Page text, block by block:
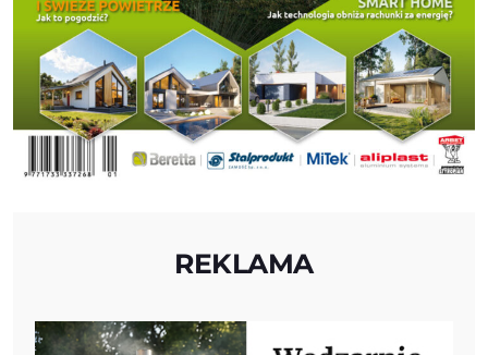
REKLAMA